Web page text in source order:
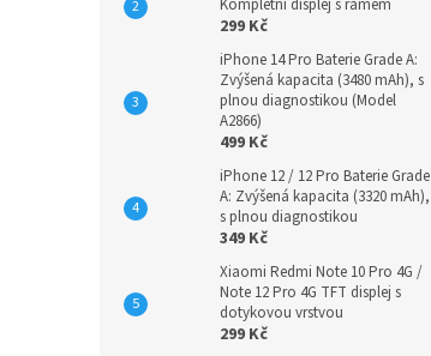
Kompletní displej s rámem
299 Kč
iPhone 14 Pro Baterie Grade A:
Zvýšená kapacita (3480 mAh), s
plnou diagnostikou (Model
A2866)
499 Kč
iPhone 12 / 12 Pro Baterie Grade
A: Zvýšená kapacita (3320 mAh),
s plnou diagnostikou
349 Kč
Xiaomi Redmi Note 10 Pro 4G /
Note 12 Pro 4G TFT displej s
dotykovou vrstvou
299 Kč